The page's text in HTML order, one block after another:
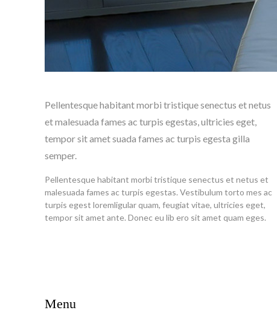
Pellentesque habitant morbi tristique senectus et netus
et malesuada fames ac turpis egestas, ultricies eget,
tempor sit amet suada fames ac turpis egesta gilla
semper.
Pellentesque habitant morbi tristique senectus et netus et
malesuada fames ac turpis egestas. Vestibulum torto mes ac
turpis egest loremligular quam, feugiat vitae, ultricies eget,
tempor sit amet ante. Donec eu lib ero sit amet quam eges.
Menu